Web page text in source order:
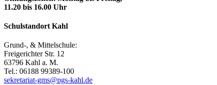
11.20 bis 16.00 Uhr
Schulstandort Kahl
Grund-, & Mittelschule:
Freigerichter Str. 12
63796 Kahl a. M.
Tel.: 06188 99389-100
sekretariat-gms@pgs-kahl.de